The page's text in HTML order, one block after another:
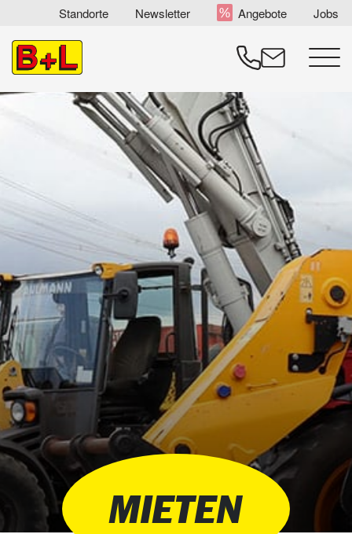
springen
Standorte Newsletter Angebote Jobs
Menü
MIETEN